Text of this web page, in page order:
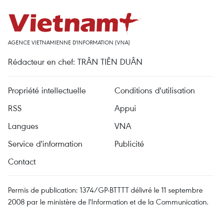
AGENCE VIETNAMIENNE D'INFORMATION (VNA)
Rédacteur en chef: TRÂN TIÊN DUÂN
Propriété intellectuelle
Conditions d'utilisation
RSS
Appui
Langues
VNA
Service d'information
Publicité
Contact
Permis de publication: 1374/GP-BTTTT délivré le 11 septembre
2008 par le ministère de l'Information et de la Communication.